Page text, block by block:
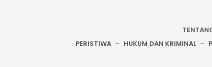
PERISTIWA
HUKUM DAN KRIMINAL